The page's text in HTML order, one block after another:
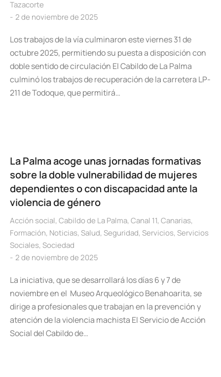
Tazacorte
2 de noviembre de 2025
Los trabajos de la vía culminaron este viernes 31 de
octubre 2025, permitiendo su puesta a disposición con
doble sentido de circulación El Cabildo de La Palma
culminó los trabajos de recuperación de la carretera LP-
211 de Todoque, que permitirá…
La Palma acoge unas jornadas formativas
sobre la doble vulnerabilidad de mujeres
dependientes o con discapacidad ante la
violencia de género
Acción social, Cabildo de La Palma, Canal 11, Canarias,
Formación, Noticias, Salud, Seguridad, Servicios, Servicios
Sociales, Sociedad
2 de noviembre de 2025
La iniciativa, que se desarrollará los días 6 y 7 de
noviembre en el Museo Arqueológico Benahoarita, se
dirige a profesionales que trabajan en la prevención y
atención de la violencia machista El Servicio de Acción
Social del Cabildo de…